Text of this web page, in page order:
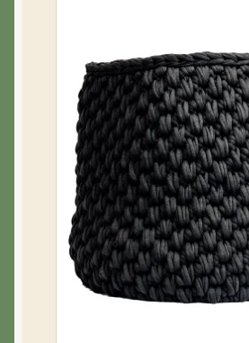
Paniers, tapis et poufs
Tasses
Thés & Cafés
Vases & Soliflores
A propos de moi